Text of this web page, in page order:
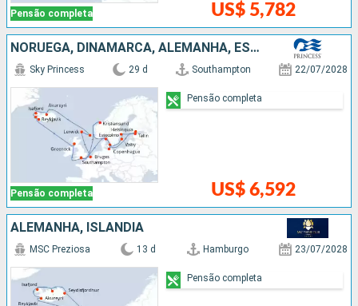
Pensão completa US$ 5,782
NORUEGA, DINAMARCA, ALEMANHA, ESTÃNIA, FINLÃNDIA, SUÃCIA, ISLÂNDIA, BÉLGICA
Pensão completa
Sky Princess 29 d Southampton 22/07/2028
US$ 6,592
Pensão completa
ALEMANHA, ISLÂNDIA
MSC Preziosa 13 d Hamburgo 23/07/2028
Pensão completa